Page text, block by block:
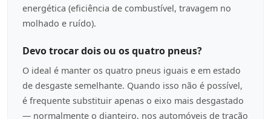
energética (eficiência de combustível, travagem no
molhado e ruído).
Devo trocar dois ou os quatro pneus?
O ideal é manter os quatro pneus iguais e em estado
de desgaste semelhante. Quando isso não é possível,
é frequente substituir apenas o eixo mais desgastado
— normalmente o dianteiro, nos automóveis de tração